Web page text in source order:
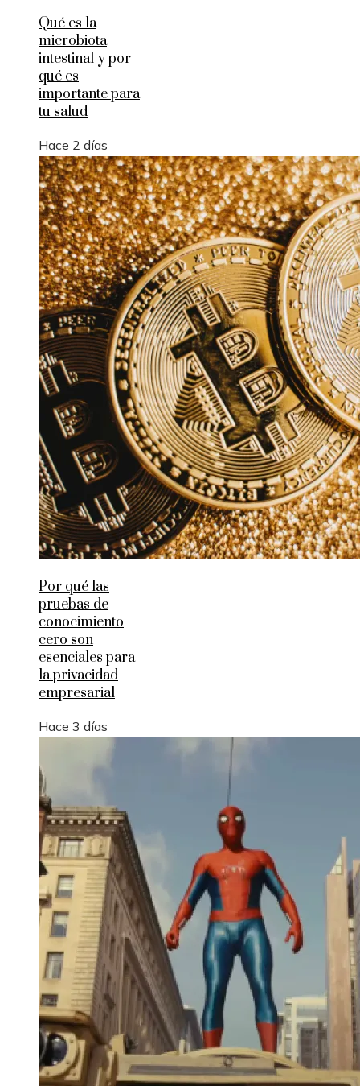
Qué es la
microbiota
intestinal y por
qué es
importante para
tu salud
Hace 2 días
Por qué las
pruebas de
conocimiento
cero son
esenciales para
la privacidad
empresarial
Hace 3 días